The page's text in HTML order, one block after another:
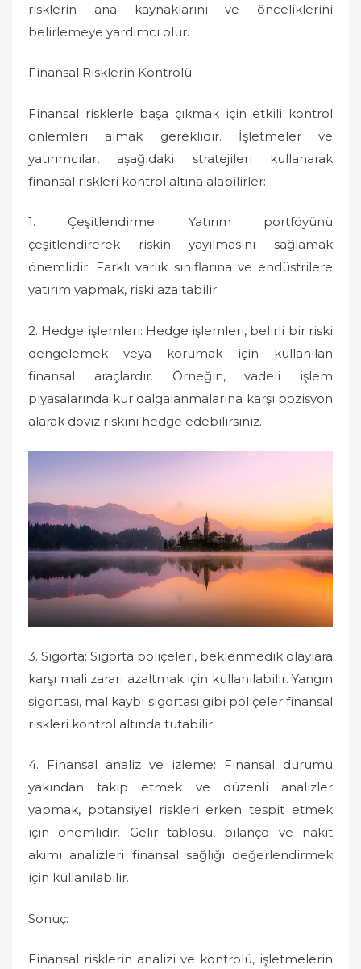
risklerin ana kaynaklarını ve önceliklerini
belirlemeye yardımcı olur.
Finansal Risklerin Kontrolü:
Finansal risklerle başa çıkmak için etkili kontrol
önlemleri almak gereklidir. İşletmeler ve
yatırımcılar, aşağıdaki stratejileri kullanarak
finansal riskleri kontrol altına alabilirler:
1. Çeşitlendirme: Yatırım portföyünü
çeşitlendirerek riskin yayılmasını sağlamak
önemlidir. Farklı varlık sınıflarına ve endüstrilere
yatırım yapmak, riski azaltabilir.
2. Hedge işlemleri: Hedge işlemleri, belirli bir riski
dengelemek veya korumak için kullanılan
finansal araçlardır. Örneğin, vadeli işlem
piyasalarında kur dalgalanmalarına karşı pozisyon
alarak döviz riskini hedge edebilirsiniz.
3. Sigorta: Sigorta poliçeleri, beklenmedik olaylara
karşı mali zararı azaltmak için kullanılabilir. Yangın
sigortası, mal kaybı sigortası gibi poliçeler finansal
riskleri kontrol altında tutabilir.
4. Finansal analiz ve izleme: Finansal durumu
yakından takip etmek ve düzenli analizler
yapmak, potansiyel riskleri erken tespit etmek
için önemlidir. Gelir tablosu, bilanço ve nakit
akımı analizleri finansal sağlığı değerlendirmek
için kullanılabilir.
Sonuç:
Finansal risklerin analizi ve kontrolü, işletmelerin